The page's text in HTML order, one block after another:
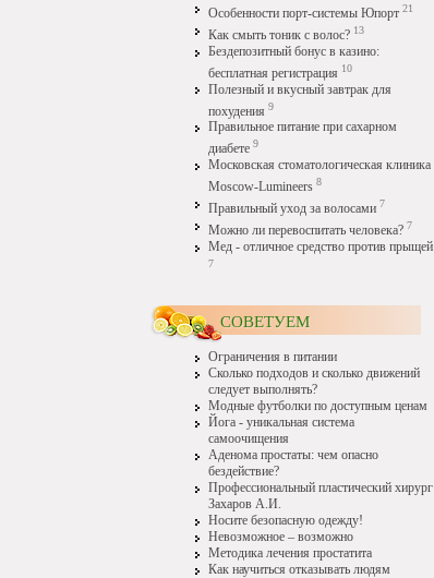
Особенности порт-системы Юпорт 21
Как смыть тоник с волос? 13
Бездепозитный бонус в казино:
бесплатная регистрация 10
Полезный и вкусный завтрак для
похудения 9
Правильное питание при сахарном
диабете 9
Московская стоматологическая клиника
Moscow-Lumineers 8
Правильный уход за волосами 7
Можно ли перевоспитать человека? 7
Мед - отличное средство против прыщей
7
СОВЕТУЕМ
Ограничения в питании
Сколько подходов и сколько движений
следует выполнять?
Модные футболки по доступным ценам
Йога - уникальная система
самоочищения
Аденома простаты: чем опасно
бездействие?
Профессиональный пластический хирург
Захаров А.И.
Носите безопасную одежду!
Невозможное – возможно
Методика лечения простатита
Как научиться отказывать людям